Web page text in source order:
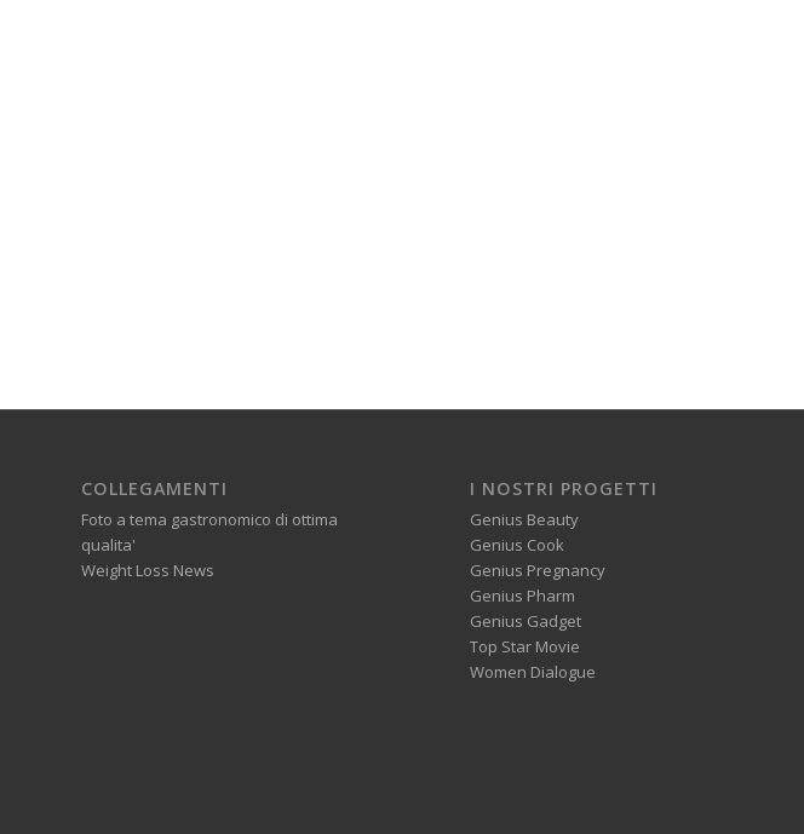
COLLEGAMENTI
Foto a tema gastronomico di ottima
qualita'
Weight Loss News
I NOSTRI PROGETTI
Genius Beauty
Genius Cook
Genius Pregnancy
Genius Pharm
Genius Gadget
Top Star Movie
Women Dialogue